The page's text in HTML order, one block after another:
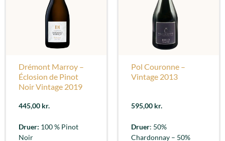
Drémont Marroy –
Éclosion de Pinot
Noir Vintage 2019
445,00 kr.
Druer: 100 % Pinot
Noir
Pol Couronne –
Vintage 2013
595,00 kr.
Druer: 50%
Chardonnay – 50%